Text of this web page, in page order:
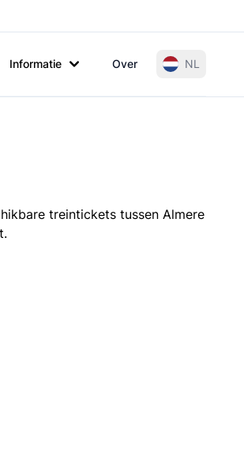
Informatie Over NL
treintickets tussen Almere